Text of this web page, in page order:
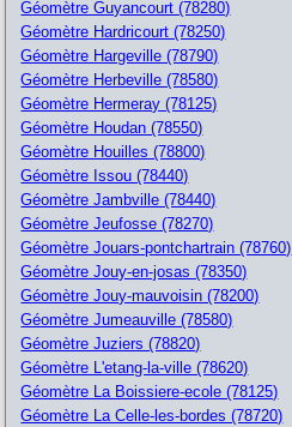
Géomètre Guyancourt (78280)
Géomètre Hardricourt (78250)
Géomètre Hargeville (78790)
Géomètre Herbeville (78580)
Géomètre Hermeray (78125)
Géomètre Houdan (78550)
Géomètre Houilles (78800)
Géomètre Issou (78440)
Géomètre Jambville (78440)
Géomètre Jeufosse (78270)
Géomètre Jouars-pontchartrain (78760)
Géomètre Jouy-en-josas (78350)
Géomètre Jouy-mauvoisin (78200)
Géomètre Jumeauville (78580)
Géomètre Juziers (78820)
Géomètre L'etang-la-ville (78620)
Géomètre La Boissiere-ecole (78125)
Géomètre La Celle-les-bordes (78720)